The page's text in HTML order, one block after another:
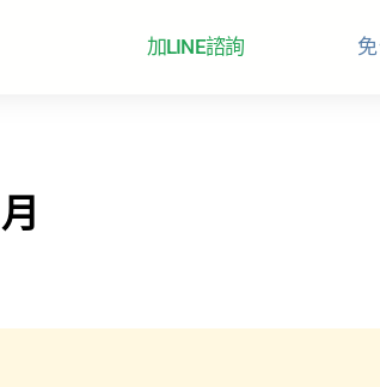
加LINE諮詢